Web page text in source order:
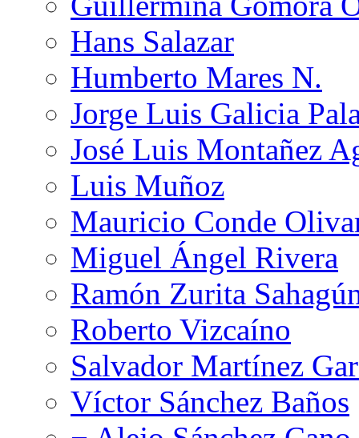
Hans Salazar
Humberto Mares N.
Jorge Luis Galicia
José Luis Montañez
Luis Muñoz
Mauricio Conde
Miguel Ángel Rivera
Ramón Zurita
Roberto Vizcaíno
Salvador Martínez
Víctor Sánchez Baños